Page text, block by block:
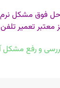
فوق مشکل
معتبر تعمیر
و رفع